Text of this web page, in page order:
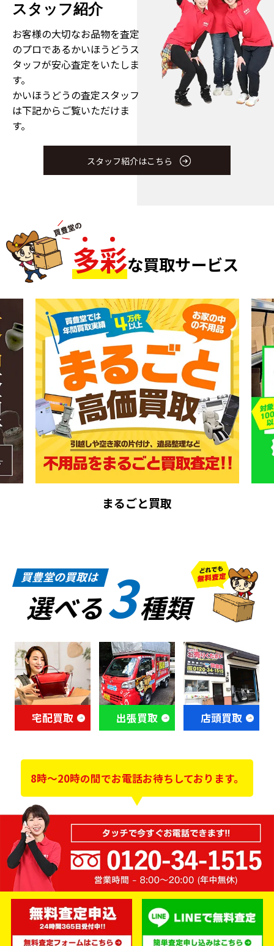
スタッフ紹介
お客様の大切なお品物を査定
のプロであるかいほうどうス
タッフが安心査定をいたしま
す。
かいほうどうの査定スタッフ
は下記からご覧いただけま
す。
スタッフ紹介はこちら
多彩な買取サービス
まるごと買取
買豊堂の買取は
選べる3種類
宅配買取 出張買取 店頭買取
8時～20時の間でお電話お待ちしております。